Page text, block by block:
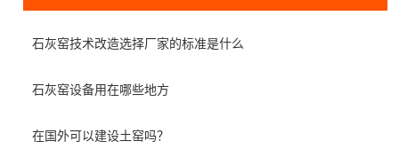
石灰窑技术改造选择厂家的标准是什么
石灰窑设备用在哪些地方
在国外可以建设土窑吗？